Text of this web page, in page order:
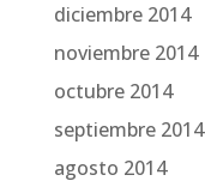
diciembre 2014
noviembre 2014
octubre 2014
septiembre 2014
agosto 2014